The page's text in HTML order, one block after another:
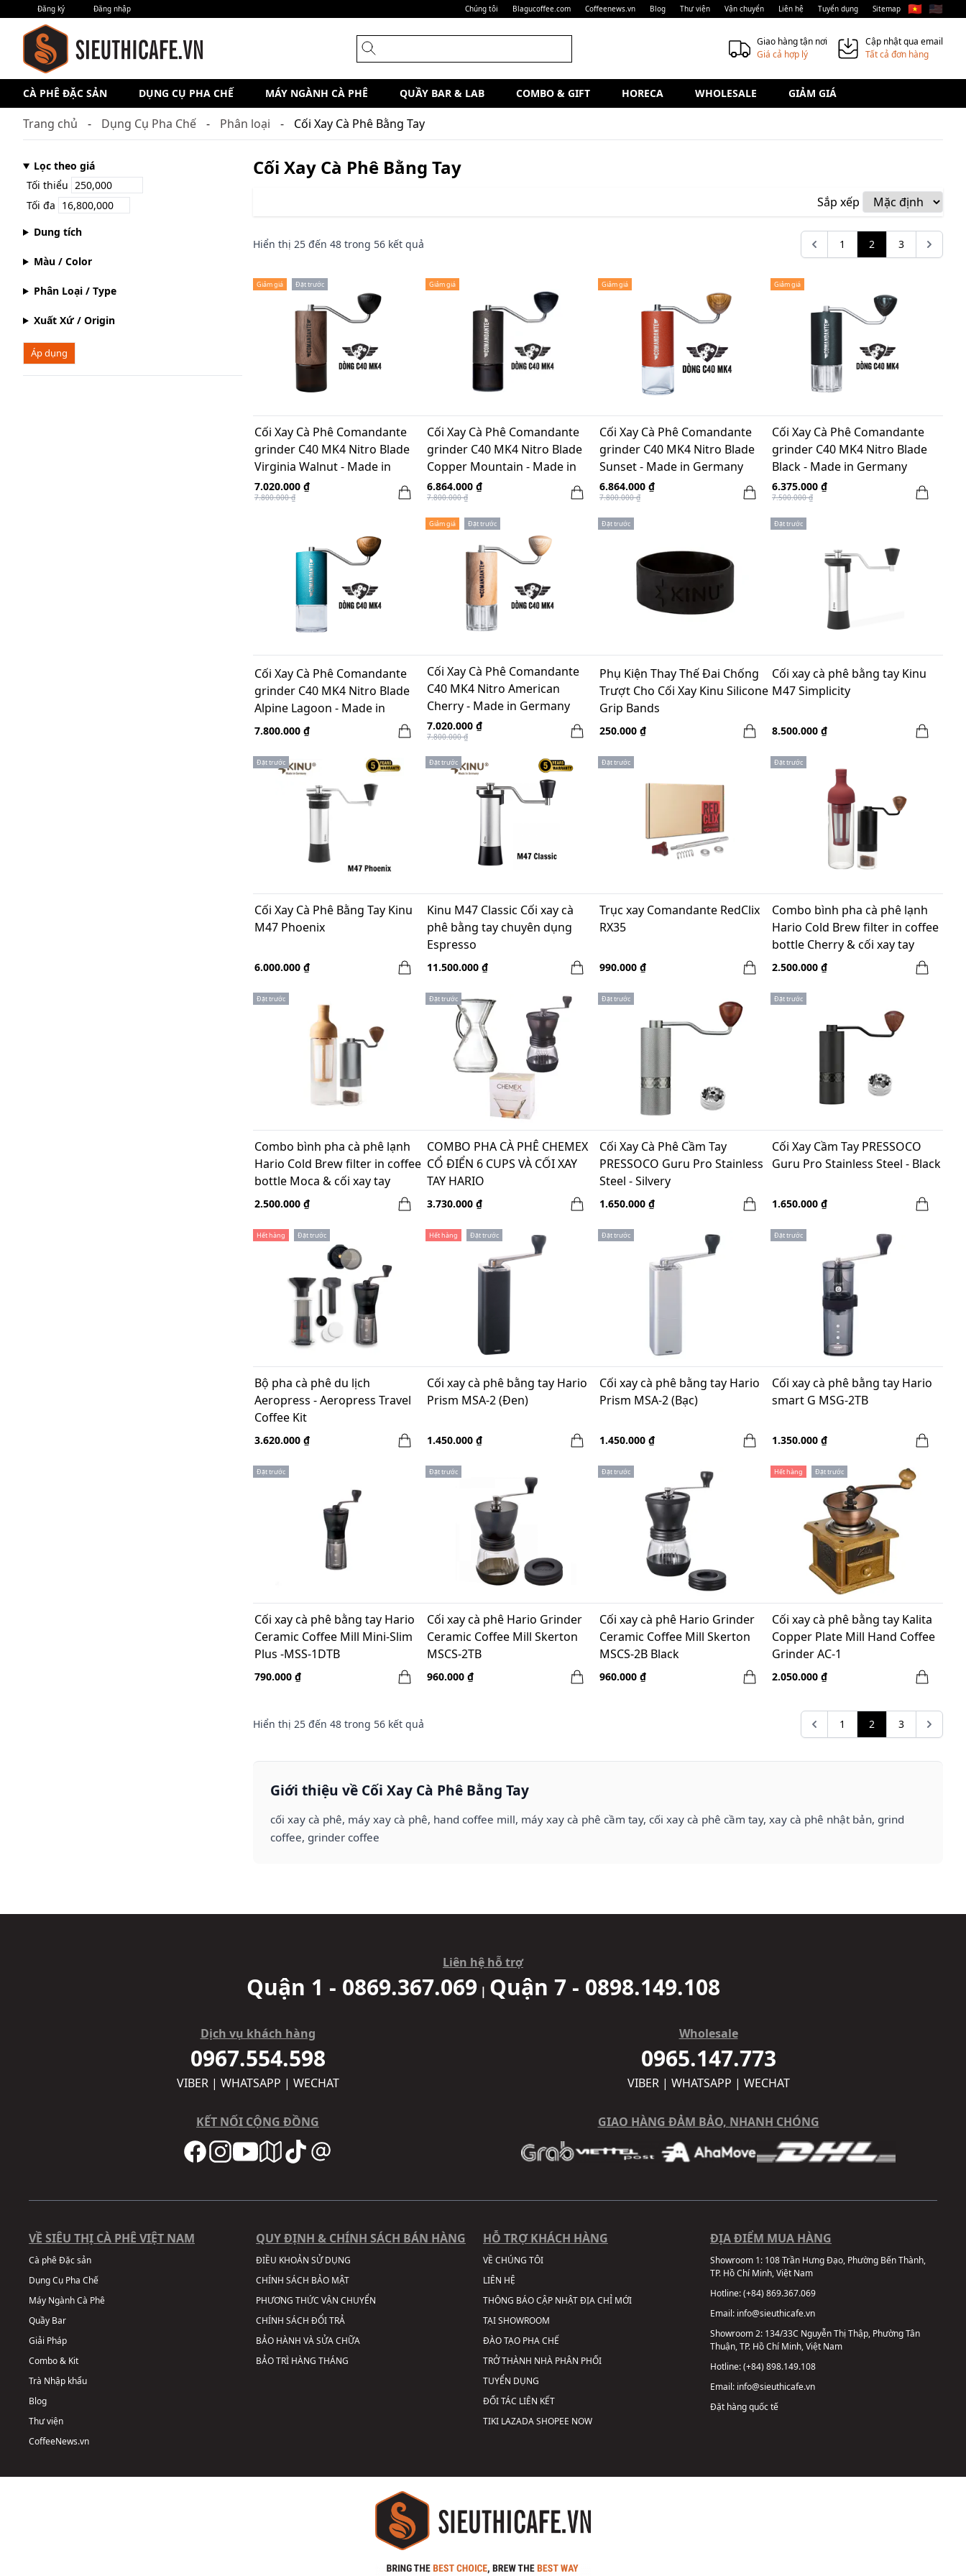
Đăng ký Đăng nhập Chúng tôi Blagucoffee.com Coffeenews.vn Blog Thư viện Vận chuyển Liên hệ Tuyển dụng Sitemap 🇻🇳 🇺🇸
Giao hàng tận nơi
Giá cả hợp lý
Cập nhật qua email
Tất cả đơn hàng
CÀ PHÊ ĐẶC SẢN DỤNG CỤ PHA CHẾ MÁY NGÀNH CÀ PHÊ QUẦY BAR & LAB COMBO & GIFT HORECA WHOLESALE GIẢM GIÁ
Trang chủ Dụng Cụ Pha Chế Phân loại Cối Xay Cà Phê Bằng Tay
Lọc theo giá
Tối thiểu
Tối đa
Dung tích
Màu / Color
Phân Loại / Type
Xuất Xứ / Origin
Áp dụng
Cối Xay Cà Phê Bằng Tay
Sắp xếp
Hiển thị 25 đến 48 trong 56 kết quả 1 2 3
Giảm giá Đặt trước
Cối Xay Cà Phê Comandante
grinder C40 MK4 Nitro Blade
Virginia Walnut - Made in
Germany
7.020.000 ₫
7.800.000 ₫
Giảm giá
Cối Xay Cà Phê Comandante
grinder C40 MK4 Nitro Blade
Copper Mountain - Made in
Germany
6.864.000 ₫
7.800.000 ₫
Giảm giá
Cối Xay Cà Phê Comandante
grinder C40 MK4 Nitro Blade
Sunset - Made in Germany
6.864.000 ₫
7.800.000 ₫
Giảm giá
Cối Xay Cà Phê Comandante
grinder C40 MK4 Nitro Blade
Black - Made in Germany
6.375.000 ₫
7.500.000 ₫
Cối Xay Cà Phê Comandante
grinder C40 MK4 Nitro Blade
Alpine Lagoon - Made in
Germany
7.800.000 ₫
Giảm giá Đặt trước
Cối Xay Cà Phê Comandante
C40 MK4 Nitro American
Cherry - Made in Germany
7.020.000 ₫
7.800.000 ₫
Đặt trước
Phụ Kiện Thay Thế Đai Chống
Trượt Cho Cối Xay Kinu Silicone
Grip Bands
250.000 ₫
Đặt trước
Cối xay cà phê bằng tay Kinu
M47 Simplicity
8.500.000 ₫
Đặt trước
Cối Xay Cà Phê Bằng Tay Kinu
M47 Phoenix
6.000.000 ₫
Đặt trước
Kinu M47 Classic Cối xay cà
phê bằng tay chuyên dụng
Espresso
11.500.000 ₫
Đặt trước
Trục xay Comandante RedClix
RX35
990.000 ₫
Đặt trước
Combo bình pha cà phê lạnh
Hario Cold Brew filter in coffee
bottle Cherry & cối xay tay
Gruru pro đen - Winter break
2.500.000 ₫
Đặt trước
Combo bình pha cà phê lạnh
Hario Cold Brew filter in coffee
bottle Moca & cối xay tay
Gruru pro xám - Winter break
2.500.000 ₫
Đặt trước
COMBO PHA CÀ PHÊ CHEMEX
CỔ ĐIỂN 6 CUPS VÀ CỐI XAY
TAY HARIO
3.730.000 ₫
Đặt trước
Cối Xay Cà Phê Cầm Tay
PRESSOCO Guru Pro Stainless
Steel - Silvery
1.650.000 ₫
Đặt trước
Cối Xay Cầm Tay PRESSOCO
Guru Pro Stainless Steel - Black
1.650.000 ₫
Hết hàng Đặt trước
Bộ pha cà phê du lịch
Aeropress - Aeropress Travel
Coffee Kit
3.620.000 ₫
Hết hàng Đặt trước
Cối xay cà phê bằng tay Hario
Prism MSA-2 (Đen)
1.450.000 ₫
Đặt trước
Cối xay cà phê bằng tay Hario
Prism MSA-2 (Bạc)
1.450.000 ₫
Đặt trước
Cối xay cà phê bằng tay Hario
smart G MSG-2TB
1.350.000 ₫
Đặt trước
Cối xay cà phê bằng tay Hario
Ceramic Coffee Mill Mini-Slim
Plus -MSS-1DTB
790.000 ₫
Đặt trước
Cối xay cà phê Hario Grinder
Ceramic Coffee Mill Skerton
MSCS-2TB
960.000 ₫
Đặt trước
Cối xay cà phê Hario Grinder
Ceramic Coffee Mill Skerton
MSCS-2B Black
960.000 ₫
Hết hàng Đặt trước
Cối xay cà phê bằng tay Kalita
Copper Plate Mill Hand Coffee
Grinder AC-1
2.050.000 ₫
Hiển thị 25 đến 48 trong 56 kết quả 1 2 3
Giới thiệu về Cối Xay Cà Phê Bằng Tay
cối xay cà phê, máy xay cà phê, hand coffee mill, máy xay cà phê cầm tay, cối xay cà phê cầm tay, xay cà phê nhật bản, grind
coffee, grinder coffee
Liên hệ hỗ trợ
Quận 1 - 0869.367.069 | Quận 7 - 0898.149.108
Dịch vụ khách hàng
0967.554.598
VIBER | WHATSAPP | WECHAT
Wholesale
0965.147.773
VIBER | WHATSAPP | WECHAT
KẾT NỐI CỘNG ĐỒNG GIAO HÀNG ĐẢM BẢO, NHANH CHÓNG
VỀ SIÊU THỊ CÀ PHÊ VIỆT NAM
Cà phê Đặc sản
Dụng Cụ Pha Chế
Máy Ngành Cà Phê
Quầy Bar
Giải Pháp
Combo & Kit
Trà Nhập khẩu
Blog
Thư viện
CoffeeNews.vn
QUY ĐỊNH & CHÍNH SÁCH BÁN HÀNG
ĐIỀU KHOẢN SỬ DỤNG
CHÍNH SÁCH BẢO MẬT
PHƯƠNG THỨC VẬN CHUYỂN
CHÍNH SÁCH ĐỔI TRẢ
BẢO HÀNH VÀ SỬA CHỮA
BẢO TRÌ HÀNG THÁNG
HỖ TRỢ KHÁCH HÀNG
VỀ CHÚNG TÔI
LIÊN HỆ
THÔNG BÁO CẬP NHẬT ĐỊA CHỈ MỚI
TẠI SHOWROOM
ĐÀO TẠO PHA CHẾ
TRỞ THÀNH NHÀ PHÂN PHỐI
TUYỂN DỤNG
ĐỐI TÁC LIÊN KẾT
TIKI LAZADASHOPEE NOW
ĐỊA ĐIỂM MUA HÀNG
Showroom 1: 108 Trần Hưng Đạo, Phường Bến Thành,
TP. Hồ Chí Minh, Việt Nam
Hotline:(+84) 869.367.069
Email: info@sieuthicafe.vn
Showroom 2: 134/33C Nguyễn Thị Thập, Phường Tân
Thuận, TP. Hồ Chí Minh, Việt Nam
Hotline:(+84) 898.149.108
Email: info@sieuthicafe.vn
Đặt hàng quốc tế